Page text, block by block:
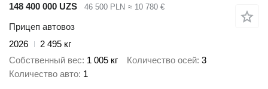
148 400 000 UZS 46 500 PLN ≈ 10 780 €
Прицеп автовоз
2026
2 495 кг
Собственный вес 1 005 кг Количество осей 3
Количество авто 1